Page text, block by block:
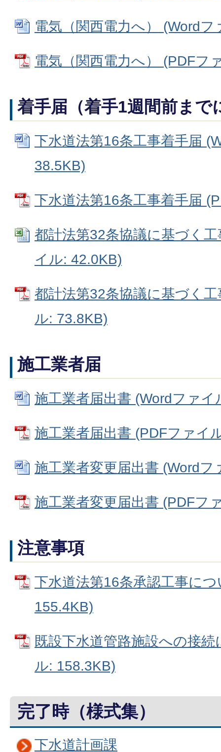
電気（関西電力へ） (Word
電気（関西電力へ） (PDFフ
着手届（着手1週間前まで
下水道法第16条工事着手届
38.5KB)
下水道法第16条工事着手届
都計法第32条協議に基づく
イル: 42.0KB)
都計法第32条協議に基づく
ル: 73.8KB)
施工業者届
施工業者届出書 (Wordファイ
施工業者届出書 (PDFファイ
施工業者変更届出書 (Wordフ
施工業者変更届出書 (PDFフ
注意事項
下水道法第16条承認工事に
155.4KB)
既設下水道管路施設への接
ル: 158.3KB)
完了時（様式集）
下水道計画課